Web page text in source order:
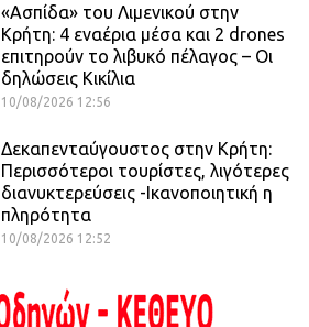
«Ασπίδα» του Λιμενικού στην
Κρήτη: 4 εναέρια μέσα και 2 drones
επιτηρούν το λιβυκό πέλαγος – Οι
δηλώσεις Κικίλια
10/08/2026 12:56
Δεκαπενταύγουστος στην Κρήτη:
Περισσότεροι τουρίστες, λιγότερες
διανυκτερεύσεις -Ικανοποιητική η
πληρότητα
10/08/2026 12:52